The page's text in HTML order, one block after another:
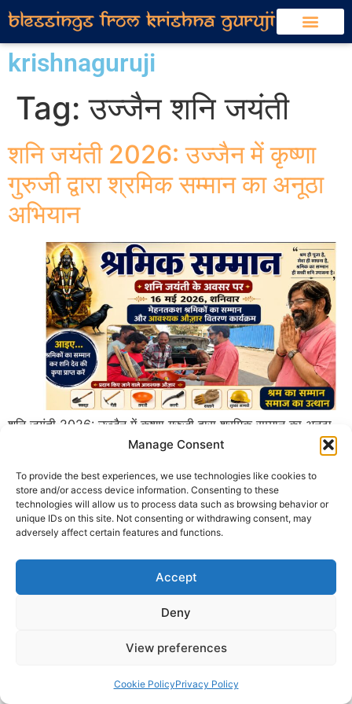
Manage Consent
To provide the best experiences, we use technologies like cookies to
store and/or access device information. Consenting to these
technologies will allow us to process data such as browsing behavior or
unique IDs on this site. Not consenting or withdrawing consent, may
adversely affect certain features and functions.
Accept
Deny
View preferences
Cookie PolicyPrivacy Policy
krishnaguruji
Tag:उज्जैन शनि जयंती
शनि जयंती 2026: उज्जैन में कृष्णा
गुरुजी द्वारा श्रमिक सम्मान का अनूठा
अभियान
शनि जयंती 2026: उज्जैन में कृष्णा गुरुजी द्वारा श्रमिक सम्मान का अनूठा
अभियान फ्रीगंज में जरूरतमंद मजदूरों को वितरित होंगे आवश्यक लोहे के
के फ्रीगंज क्षेत्र स्थित घास मंडी चौराहा पर कृष्णा गुरुजी द्वारा जरूरतमंद
श्रमिकों एवं कर्मशील वर्ग के सम्मान में विशेष […]
© 2025 Krishna Guruji |Privacy Policy